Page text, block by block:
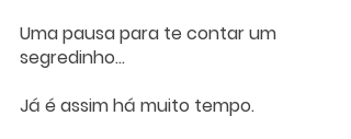
Uma pausa para te contar um
segredinho…
Já é assim há muito tempo.